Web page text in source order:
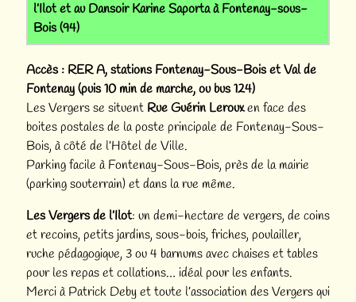
l’Ilotet au Dansoir Karine Saportaà Fontenay-sous-
Bois (94)
Accès : RER A, stations Fontenay-Sous-Bois et Val de
Fontenay (puis 10 min de marche, ou bus 124)
Les Vergers se situent Rue Guérin Lerouxen face des
boites postales de la poste principale de Fontenay-Sous-
Bois, à côté de l’Hôtel de Ville.
Parking facile à Fontenay-Sous-Bois, près de la mairie
(parking souterrain) et dans la rue même.
Les Vergers de l’Ilot: un demi-hectare de vergers, de coins
et recoins, petits jardins, sous-bois, friches, poulailler,
ruche pédagogique, 3 ou 4 barnums avec chaises et tables
pour les repas et collations… idéal pour les enfants.
Merci à Patrick Deby et toute l’association des Vergers qui